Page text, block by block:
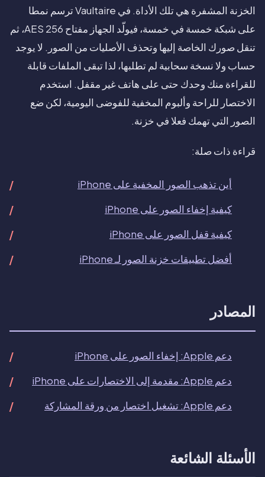
الخزنة المشفرة هي تلك الأداة. في Vaultaire ترسم نمطا
على شبكة خمسة في خمسة، فيولّد الجهاز مفتاح AES 256، ثم
تنقل صورك الخاصة إليها وتحذف الأصليات من الصور. لا يوجد
حساب ولا نسخة سحابية لم تطلبها، لذا تبقى الملفات قابلة
للقراءة منك وحدك حتى على هاتف غير مقفل. استخدم
الاختصار للراحة وألبوم المخفية للفوضى اليومية، لكن ضع
الصور التي تهمك فعلا في خزنة.
قراءة ذات صلة:
أين تذهب الصور المخفية على iPhone
كيفية إخفاء الصور على iPhone
كيفية قفل الصور على iPhone
أفضل تطبيقات خزنة الصور لـ iPhone
المصادر
دعم Apple: إخفاء الصور على iPhone
دعم Apple: مقدمة إلى الاختصارات على iPhone
دعم Apple: تشغيل اختصار من ورقة المشاركة
الأسئلة الشائعة